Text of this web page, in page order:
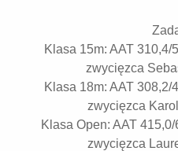
Klasa 15m: AAT 310,4/
zwycięzca
Klasa 18m: AAT 308,2/
zwycięzca
Klasa Open: AAT
zwycięzca